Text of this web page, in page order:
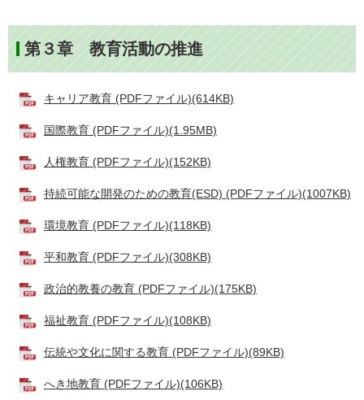
第３章 教育活動の推進
キャリア教育 (PDFファイル)(614KB)
国際教育 (PDFファイル)(1.95MB)
人権教育 (PDFファイル)(152KB)
持続可能な開発のための教育(ESD) (PDFファイル)(1007KB)
環境教育 (PDFファイル)(118KB)
平和教育 (PDFファイル)(308KB)
政治的教養の教育 (PDFファイル)(175KB)
福祉教育 (PDFファイル)(108KB)
伝統や文化に関する教育 (PDFファイル)(89KB)
へき地教育 (PDFファイル)(106KB)